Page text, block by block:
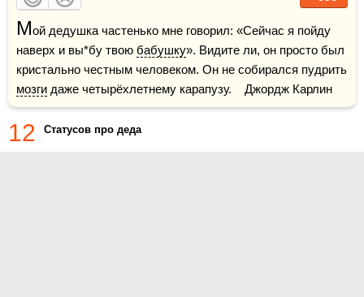
Мой дедушка частенько мне говорил: «Сейчас я пойду
наверх и вы*бу твою бабушку». Видите ли, он просто был
мозги даже четырёхлетнему карапузу.    Джордж Карлин
12 Статусов про деда